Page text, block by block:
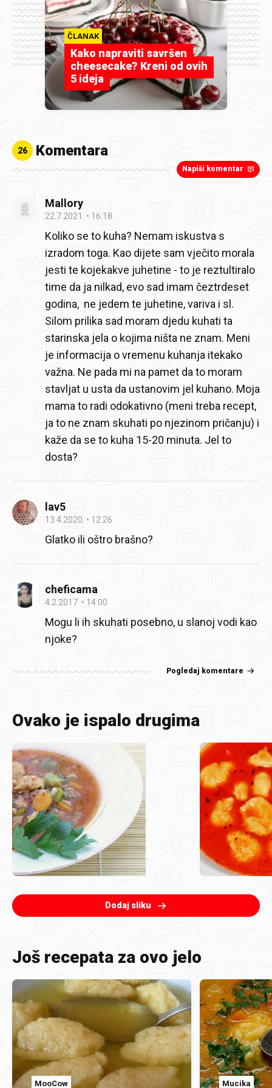
ČLANAK
Kako napraviti savršen
cheesecake? Kreni od ovih
5 ideja
26 Komentara
Napiši komentar
Mallory
22.7.2021. 16:18
Koliko se to kuha? Nemam iskustva s
izradom toga. Kao dijete sam vječito morala
jesti te kojekakve juhetine - to je reztultiralo
time da ja nilkad, evo sad imam čeztrdeset
godina, ne jedem te juhetine, variva i sl.
Silom prilika sad moram djedu kuhati ta
starinska jela o kojima ništa ne znam. Meni
je informacija o vremenu kuhanja itekako
važna. Ne pada mi na pamet da to moram
stavljat u usta da ustanovim jel kuhano. Moja
mama to radi odokativno (meni treba recept,
ja to ne znam skuhati po njezinom pričanju) i
kaže da se to kuha 15-20 minuta. Jel to
dosta?
lav5
13.4.2020. 12:26
Glatko ili oštro brašno?
cheficama
4.2.2017. 14:00
Mogu li ih skuhati posebno, u slanoj vodi kao
njoke?
Pogledaj komentare
Ovako je ispalo drugima
Dodaj sliku
Još recepata za ovo jelo
MooCow Mucika